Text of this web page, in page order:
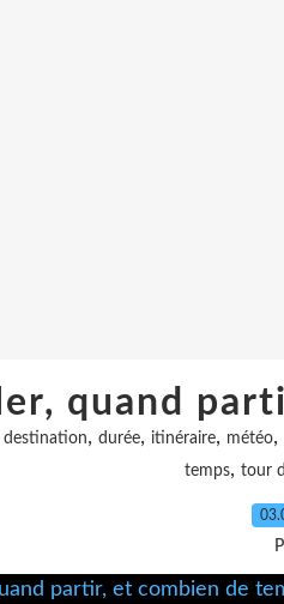
quand
destination, durée, itinéraire, météo,
temps, tour